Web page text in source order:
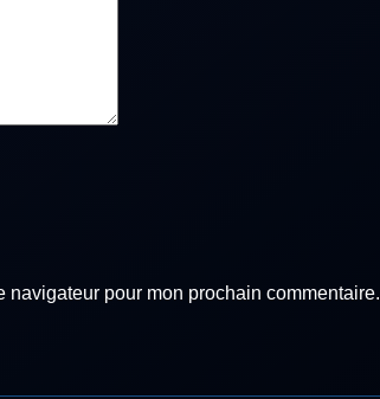
navigateur pour mon prochain commentaire.